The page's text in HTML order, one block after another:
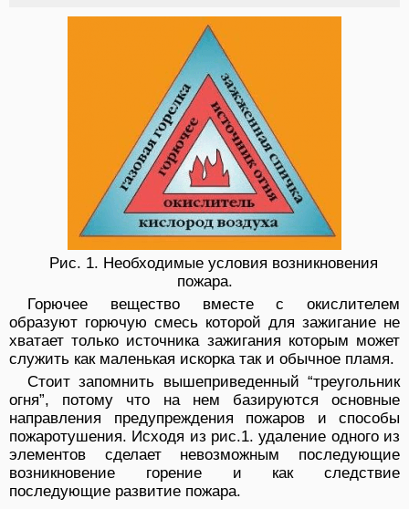
Рис. 1. Необходимые условия возникновения
пожара.
Горючее вещество вместе с окислителем
образуют горючую смесь которой для зажигание не
хватает только источника зажигания которым может
служить как маленькая искорка так и обычное пламя.
Стоит запомнить вышеприведенный “треугольник
огня”, потому что на нем базируются основные
направления предупреждения пожаров и способы
пожаротушения. Исходя из рис.1. удаление одного из
элементов сделает невозможным последующие
возникновение горение и как следствие
последующие развитие пожара.